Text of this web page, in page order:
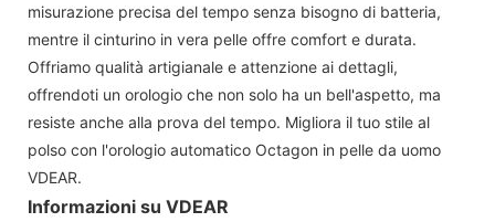
misurazione precisa del tempo senza bisogno di batteria,
mentre il cinturino in vera pelle offre comfort e durata.
Offriamo qualità artigianale e attenzione ai dettagli,
offrendoti un orologio che non solo ha un bell'aspetto, ma
resiste anche alla prova del tempo. Migliora il tuo stile al
polso con l'orologio automatico Octagon in pelle da uomo
VDEAR.
Informazioni su VDEAR